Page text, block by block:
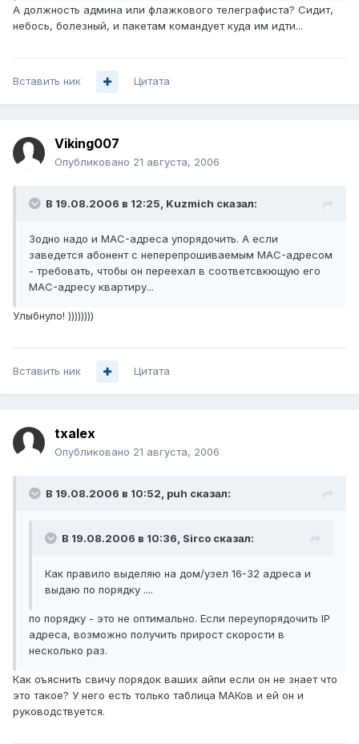
А должность админа или флажкового телеграфиста? Сидит,
небось, болезный, и пакетам командует куда им идти...
Вставить ник Цитата
Viking007
Опубликовано 21 августа, 2006
В 19.08.2006 в 12:25, Kuzmich сказал:
Зодно надо и MAC-адреса упорядочить. А если
заведется абонент с неперепрошиваемым MAC-адресом
- требовать, чтобы он переехал в соответсвкющую его
MAC-адресу квартиру...
Улыбнуло! ))))))))
Вставить ник Цитата
txalex
Опубликовано 21 августа, 2006
В 19.08.2006 в 10:52, puh сказал:
В 19.08.2006 в 10:36, Sirco сказал:
Как правило выделяю на дом/узел 16-32 адреса и
выдаю по порядку ....
по порядку - это не оптимально. Если переупорядочить IP
адреса, возможно получить прирост скорости в
несколько раз.
Как оъяснить свичу порядок ваших айпи если он не знает что
это такое? У него есть только таблица МАКов и ей он и
руководствуется.